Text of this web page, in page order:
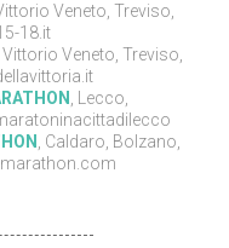
Veneto, Treviso,
18.it
Vittorio Veneto, Treviso,
, Lecco,
, Caldaro, Bolzano,